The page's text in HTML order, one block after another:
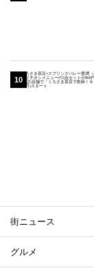
街ニュース
グルメ